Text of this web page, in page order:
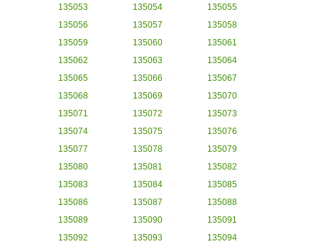
135053
135054
135055
135056
135057
135058
135059
135060
135061
135062
135063
135064
135065
135066
135067
135068
135069
135070
135071
135072
135073
135074
135075
135076
135077
135078
135079
135080
135081
135082
135083
135084
135085
135086
135087
135088
135089
135090
135091
135092
135093
135094